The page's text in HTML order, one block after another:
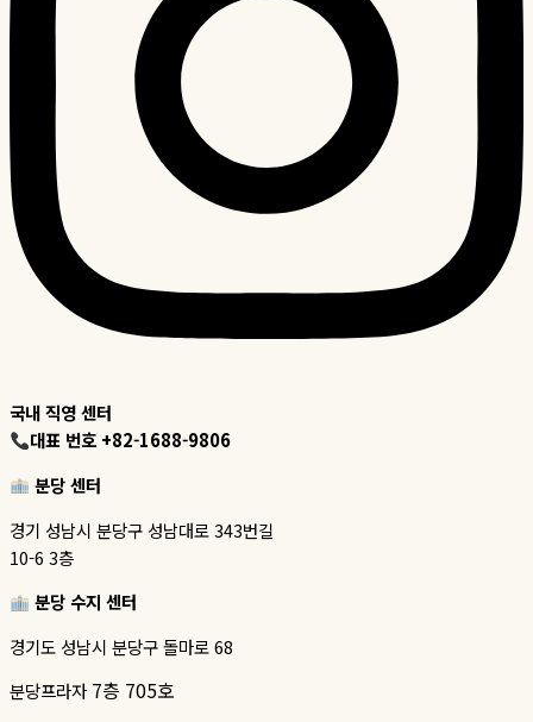
국내 직영 센터
대표 번호 +82-1688-9806
분당 센터
경기 성남시 분당구 성남대로 343번길
10-6 3층
분당 수지 센터
경기도 성남시 분당구 돌마로 68
분당프라자7층 705호